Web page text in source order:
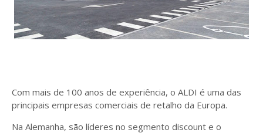
Com mais de 100 anos de experiência, o ALDI é uma das
principais empresas comerciais de retalho da Europa.
Na Alemanha, são líderes no segmento discount e o